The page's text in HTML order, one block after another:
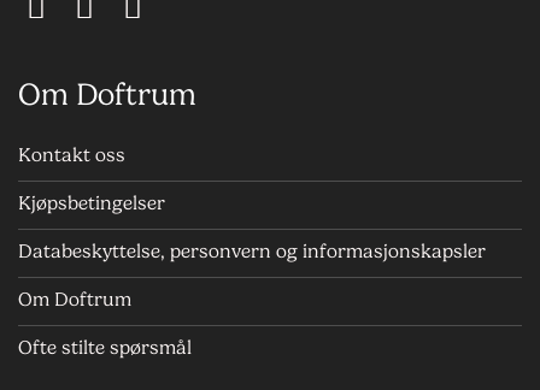
Om Doftrum
Kontakt oss
Kjøpsbetingelser
Databeskyttelse, personvern og informasjonskapsler
Om Doftrum
Ofte stilte spørsmål